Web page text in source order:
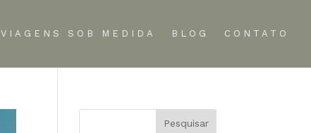
VIAGENS SOB MEDIDA BLOG CONTATO
Pesquisar